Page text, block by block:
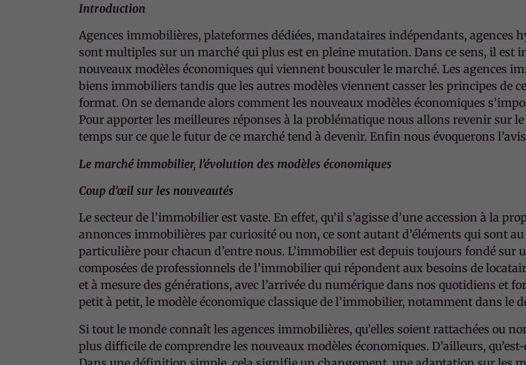
Introduction
Agences immobilières, plateformes dédiées, mandataires indépendants,
sont multiples sur un marché qui plus est en pleine mutation. Dans ce sens, il est
nouveaux modèles économiques qui viennent bousculer le marché. Les agences
biens immobiliers tandis que les autres modèles viennent casser les principes de
format. On se demande alors comment les nouveaux modèles économiques
Pour apporter les meilleures réponses à la problématique nous allons revenir sur
temps sur ce que le futur de ce marché tend à devenir. Enfin nous évoquerons
Le marché immobilier, l’évolution des modèles économiques
Coup d’œil sur les nouveautés
Le secteur de l’immobilier est vaste. En effet, qu’il s’agisse d’une accession à la
annonces immobilières par curiosité ou non, ce sont autant d’éléments qui sont
particulière pour chacun d’entre nous. L’immobilier est depuis toujours fondé
composées de professionnels de l’immobilier qui répondent aux besoins de
et à mesure des générations, avec l’arrivée du numérique dans nos quotidiens et
petit à petit, le modèle économique classique de l’immobilier, notamment dans le
Si tout le monde connaît les agences immobilières, qu’elles soient rattachées ou
plus difficile de comprendre les nouveaux modèles économiques. D’ailleurs,